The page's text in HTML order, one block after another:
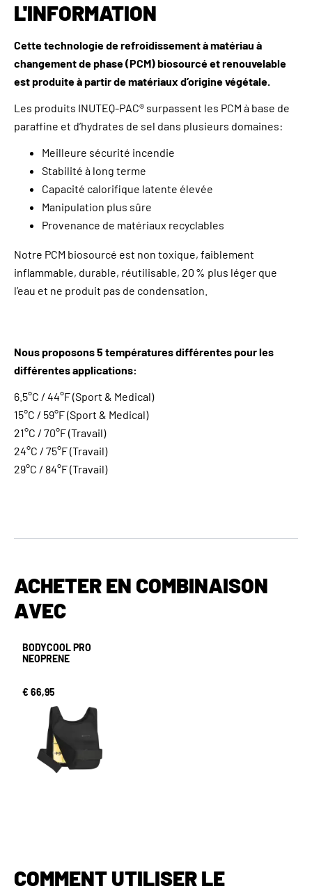
L'INFORMATION
Cette technologie de refroidissement à matériau à
changement de phase (PCM) biosourcé et renouvelable
est produite à partir de matériaux d’origine végétale.
Les produits INUTEQ-PAC® surpassent les PCM à base de
paraffine et d’hydrates de sel dans plusieurs domaines:
Meilleure sécurité incendie
Stabilité à long terme
Capacité calorifique latente élevée
Manipulation plus sûre
Provenance de matériaux recyclables
Notre PCM biosourcé est non toxique, faiblement
inflammable, durable, réutilisable, 20 % plus léger que
l’eau et ne produit pas de condensation.
Nous proposons 5 températures différentes pour les
différentes applications:
6.5°C / 44°F (Sport & Medical)
15°C / 59°F (Sport & Medical)
21°C / 70°F (Travail)
24°C / 75°F (Travail)
29°C / 84°F (Travail)
ACHETER EN COMBINAISON
AVEC
BODYCOOL PRO
NEOPRENE
€ 66,95
COMMENT UTILISER LE